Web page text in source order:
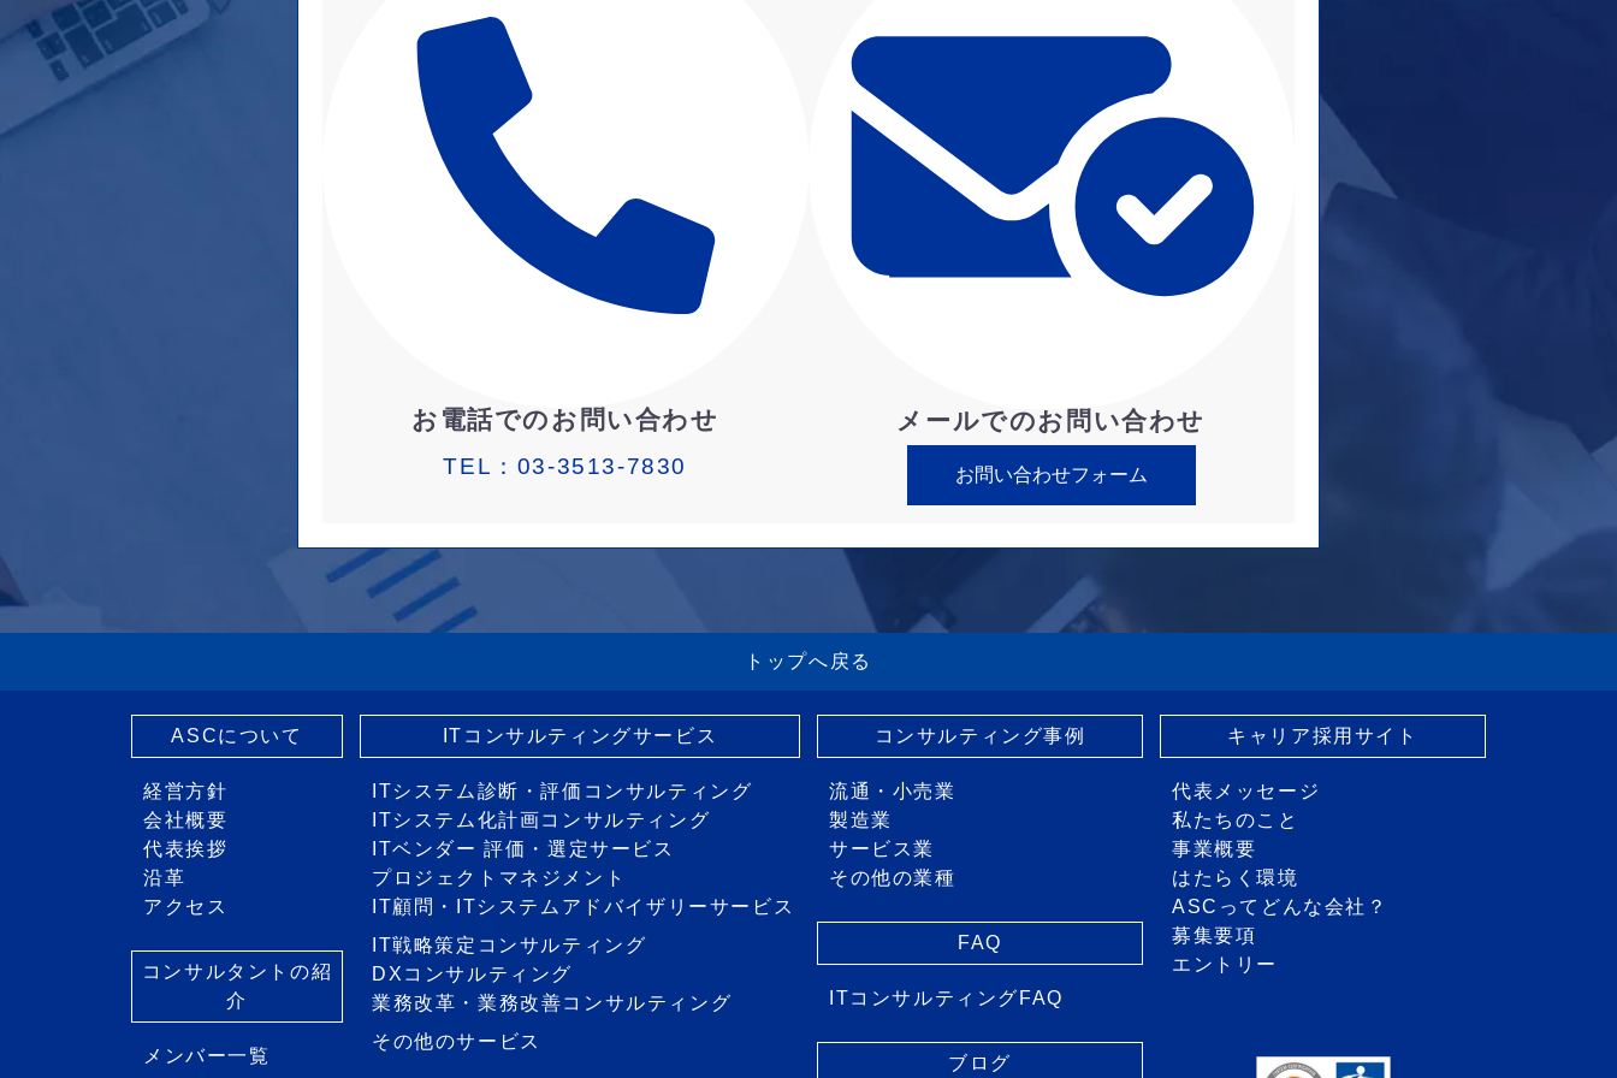
お電話でのお問い合わせ
TEL： 03-3513-7830
メールでのお問い合わせ
お問い合わせフォーム
トップへ戻る
ASCについて
経営方針
会社概要
代表挨拶
沿革
アクセス
コンサルタントの紹
介
メンバー一覧
ITコンサルティングサービス
ITシステム診断・評価コンサルティング
ITシステム化計画コンサルティング
ITベンダー 評価・選定サービス
プロジェクトマネジメント
IT顧問・ITシステムアドバイザリーサービス
IT戦略策定コンサルティング
DXコンサルティング
業務改革・業務改善コンサルティング
その他のサービス
コンサルティング事例
流通・小売業
製造業
サービス業
その他の業種
FAQ
ITコンサルティングFAQ
ブログ
キャリア採用サイト
代表メッセージ
私たちのこと
事業概要
はたらく環境
ASCってどんな会社？
募集要項
エントリー